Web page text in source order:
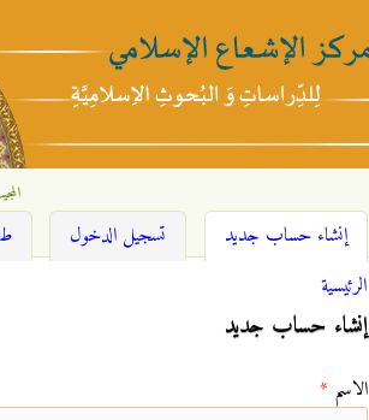
إنشاء حساب جديد (علامة التبويب النشطة)
تسجيل الدخول
أنت هنا
الرئيسية
إنشاء حساب جديد
‏الاسم ‏ *